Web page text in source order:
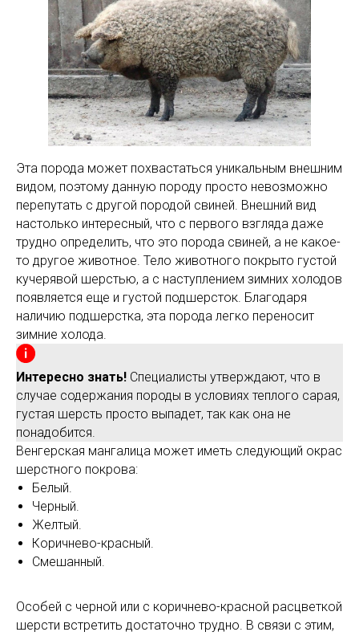
Эта порода может похвастаться уникальным внешним
видом, поэтому данную породу просто невозможно
перепутать с другой породой свиней. Внешний вид
настолько интересный, что с первого взгляда даже
трудно определить, что это порода свиней, а не какое-
то другое животное. Тело животного покрыто густой
кучерявой шерстью, а с наступлением зимних холодов
появляется еще и густой подшерсток. Благодаря
наличию подшерстка, эта порода легко переносит
зимние холода.
Интересно знать! Специалисты утверждают, что в
случае содержания породы в условиях теплого сарая,
густая шерсть просто выпадет, так как она не
понадобится.
Венгерская мангалица может иметь следующий окрас
шерстного покрова:
Белый.
Черный.
Желтый.
Коричнево-красный.
Смешанный.
Особей с черной или с коричнево-красной расцветкой
шерсти встретить достаточно трудно. В связи с этим,